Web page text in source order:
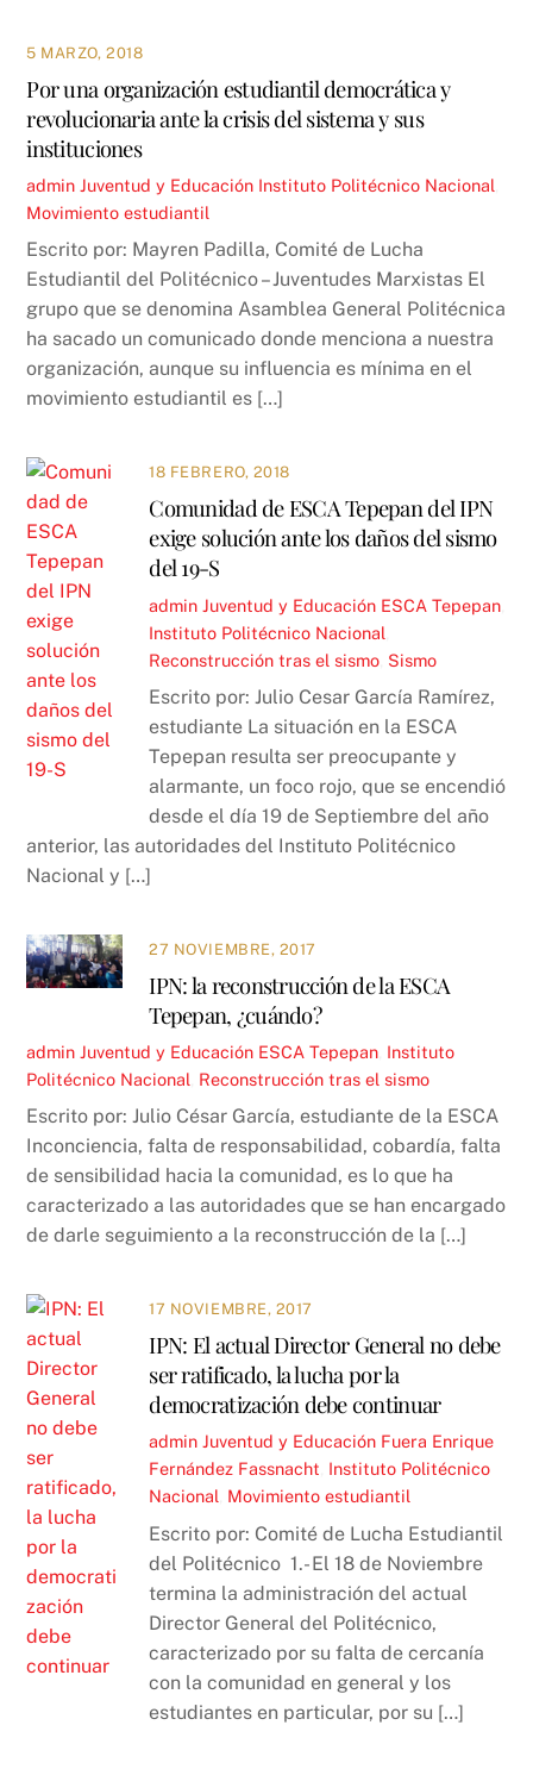
5 MARZO, 2018
Por una organización estudiantil democrática y
revolucionaria ante la crisis del sistema y sus
instituciones
admin Juventud y Educación Instituto Politécnico Nacional
Movimiento estudiantil
Escrito por: Mayren Padilla, Comité de Lucha
Estudiantil del Politécnico – Juventudes Marxistas El
grupo que se denomina Asamblea General Politécnica
ha sacado un comunicado donde menciona a nuestra
organización, aunque su influencia es mínima en el
movimiento estudiantil es […]
18 FEBRERO, 2018
Comunidad de ESCA Tepepan del IPN
exige solución ante los daños del sismo
del 19-S
admin Juventud y Educación ESCA Tepepan
Instituto Politécnico Nacional
Reconstrucción tras el sismo Sismo
Escrito por: Julio Cesar García Ramírez,
estudiante La situación en la ESCA
Tepepan resulta ser preocupante y
alarmante, un foco rojo, que se encendió
desde el día 19 de Septiembre del año
anterior, las autoridades del Instituto Politécnico
Nacional y […]
27 NOVIEMBRE, 2017
IPN: la reconstrucción de la ESCA
Tepepan, ¿cuándo?
admin Juventud y Educación ESCA Tepepan Instituto
Politécnico Nacional Reconstrucción tras el sismo
Escrito por: Julio César García, estudiante de la ESCA
Inconciencia, falta de responsabilidad, cobardía, falta
de sensibilidad hacia la comunidad, es lo que ha
caracterizado a las autoridades que se han encargado
de darle seguimiento a la reconstrucción de la […]
17 NOVIEMBRE, 2017
IPN: El actual Director General no debe
ser ratificado, la lucha por la
democratización debe continuar
admin Juventud y Educación Fuera Enrique
Fernández Fassnacht Instituto Politécnico
Nacional Movimiento estudiantil
Escrito por: Comité de Lucha Estudiantil
del Politécnico 1.- El 18 de Noviembre
termina la administración del actual
Director General del Politécnico,
caracterizado por su falta de cercanía
con la comunidad en general y los
estudiantes en particular, por su […]